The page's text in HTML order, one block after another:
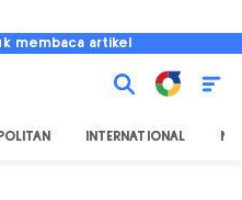
membaca artikel
INTERNATIONAL